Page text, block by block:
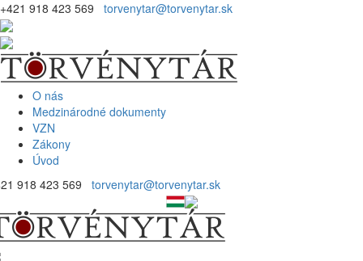
+421 918 423 569 torvenytar@torvenytar.sk
O nás
Medzinárodné dokumenty
VZN
Zákony
Úvod
918 423 569 torvenytar@torvenytar.sk